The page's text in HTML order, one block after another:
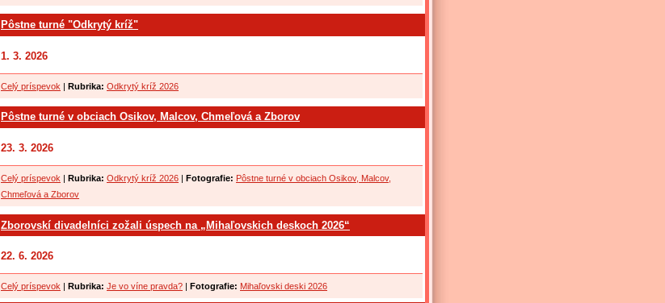
Pôstne turné "Odkrytý kríž"
1. 3. 2026
Celý príspevok | Rubrika: Odkrytý kríž 2026
Pôstne turné v obciach Osikov, Malcov, Chmeľová a Zborov
23. 3. 2026
Celý príspevok | Rubrika: Odkrytý kríž 2026 | Fotografie: Pôstne turné v obciach Osikov, Malcov,
Chmeľová a Zborov
Zborovskí divadelníci zožali úspech na „Mihaľovskich deskoch 2026“
22. 6. 2026
Celý príspevok Rubrika: Je vo víne pravda? Fotografie: Mihaľovski deski 2026